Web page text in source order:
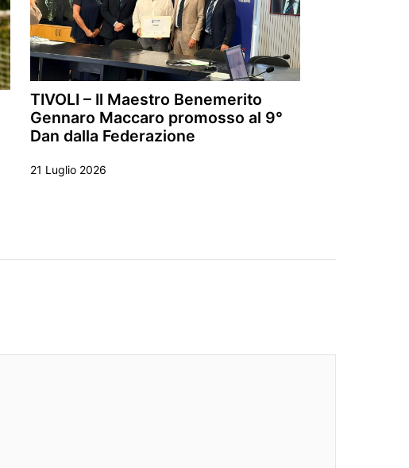
TIVOLI – Il Maestro Benemerito
Gennaro Maccaro promosso al 9°
Dan dalla Federazione
21 Luglio 2026